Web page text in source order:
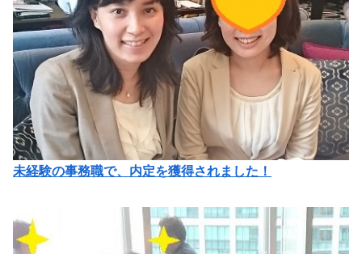
未経験の事務職で、内定を獲得されました！